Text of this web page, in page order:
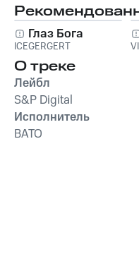
Глаз Бога
ICEGERGERT
О треке
Лейбл
S&P Digital
Исполнитель
BATO